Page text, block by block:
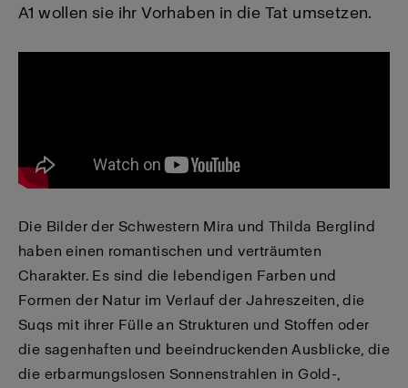
A1 wollen sie ihr Vorhaben in die Tat umsetzen.
Die Bilder der Schwestern Mira und Thilda Berglind
haben einen romantischen und verträumten
Charakter. Es sind die lebendigen Farben und
Formen der Natur im Verlauf der Jahreszeiten, die
Suqs mit ihrer Fülle an Strukturen und Stoffen oder
die sagenhaften und beeindruckenden Ausblicke, die
die erbarmungslosen Sonnenstrahlen in Gold-,